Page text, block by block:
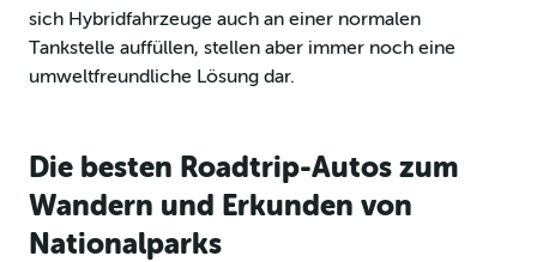
sich Hybridfahrzeuge auch an einer normalen
Tankstelle auffüllen, stellen aber immer noch eine
umweltfreundliche Lösung dar.
Die besten Roadtrip-Autos zum
Wandern und Erkunden von
Nationalparks